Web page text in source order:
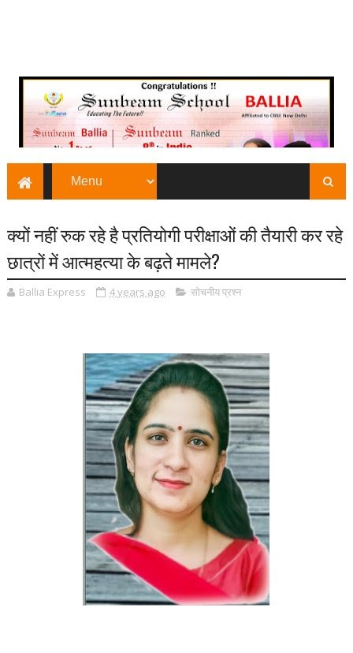
क्यों नहीं रुक रहे है प्रतियोगी परीक्षाओं की तैयारी कर रहे
छात्रों में आत्महत्या के बढ़ते मामले?
Ballia Express 4 years ago सोचनीय प्रश्न